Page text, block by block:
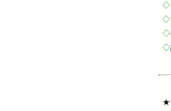
◇
◇
◇
◇
★